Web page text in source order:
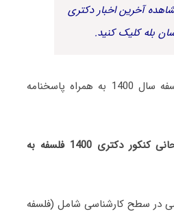
آخرین اخبار دکتری
بله کلیک کنید.
سوالات آزمون دکتری فلسفه سال 1400 به همراه پاسخنامه
سرفصل های دروس امتحانی کنکور دکتری 1400 فلسفه به
در سطح کارشناسی شامل (فلسفه